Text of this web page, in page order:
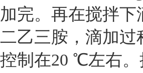
加完。再在搅拌下
二乙三胺，滴加过
控制在20 ℃左右